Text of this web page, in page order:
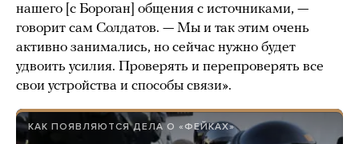
нашего [с Бороган] общения с источниками, —
говорит сам Солдатов. — Мы и так этим очень
активно занимались, но сейчас нужно будет
удвоить усилия. Проверять и перепроверять все
свои устройства и способы связи».
КАК ПОЯВЛЯЮТСЯ ДЕЛА О «ФЕЙКАХ»